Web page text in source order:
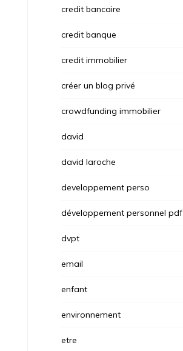
credit bancaire
credit banque
credit immobilier
créer un blog privé
crowdfunding immobilier
david
david laroche
developpement perso
développement personnel pdf
dvpt
email
enfant
environnement
etre